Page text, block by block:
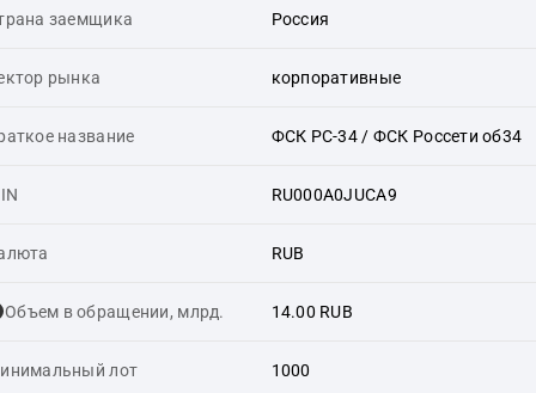
заемщика Россия
рынка корпоративные
название ФСК РС-34 / ФСК Россети об34
RU000A0JUCA9
RUB
Объем в обращении, млрд. 14.00 RUB
лот 1000